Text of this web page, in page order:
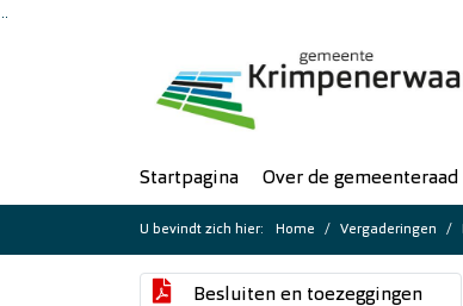
Startpagina Over de gemeenteraad
U bevindt zich hier: Home Vergaderingen
Besluiten en toezeggingen